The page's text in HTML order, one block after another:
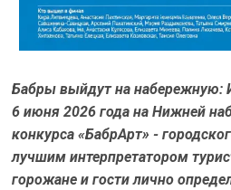
Бабры выйдут на набережную:
6 июня 2026 года на Нижней
конкурса «БабрАрт» -
лучшим интерпретатором
горожане и гости лично